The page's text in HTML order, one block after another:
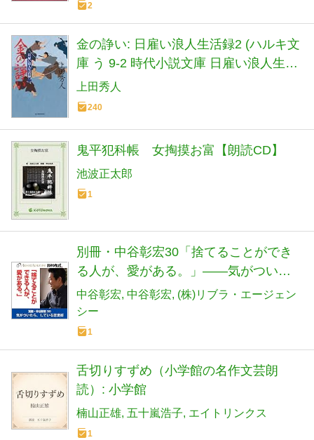
2
金の諍い: 日雇い浪人生活録2 (ハルキ文
庫 う 9-2 時代小説文庫 日雇い浪人生活
録 2)
上田秀人
240
鬼平犯科帳 女掏摸お富【朗読CD】
池波正太郎
1
別冊・中谷彰宏30「捨てることができ
る人が、愛がある。」――気がついた
ら、している恋愛術
中谷彰宏 中谷彰宏 (株)リブラ・エージェン
シー
1
舌切りすずめ（小学館の名作文芸朗
読）: 小学館
楠山正雄 五十嵐浩子 エイトリンクス
1